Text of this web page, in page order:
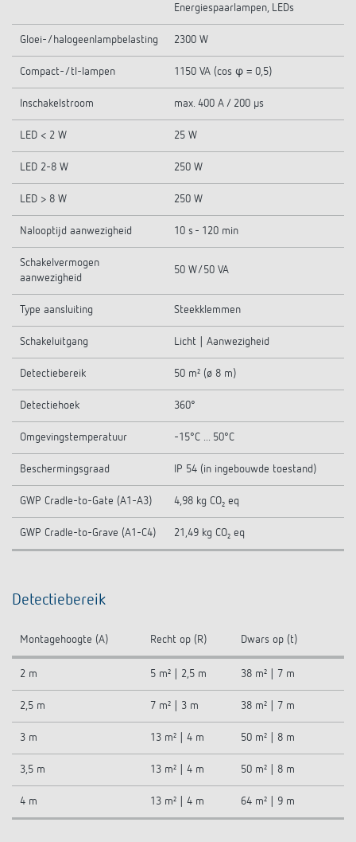
Energiespaarlampen, LEDs
Gloei-/halogeenlampbelasting 2300 W
Compact-/tl-lampen 1150 VA (cos φ = 0,5)
Inschakelstroom max. 400 A / 200 µs
LED < 2 W 25 W
LED 2-8 W 250 W
LED > 8 W 250 W
Nalooptijd aanwezigheid 10 s - 120 min
Schakelvermogen
aanwezigheid
50 W/50 VA
Type aansluiting Steekklemmen
Schakeluitgang Licht | Aanwezigheid
Detectiebereik 50 m² (ø 8 m)
Detectiehoek 360°
Omgevingstemperatuur -15°C ... 50°C
Beschermingsgraad IP 54 (in ingebouwde toestand)
GWP Cradle-to-Gate (A1-A3) 4,98 kg CO₂ eq
GWP Cradle-to-Grave (A1-C4) 21,49 kg CO₂ eq
Detectiebereik
Montagehoogte (A) Recht op (R) Dwars op (t)
2 m 5 m² | 2,5 m 38 m² | 7 m
2,5 m 7 m² | 3 m 38 m² | 7 m
3 m 13 m² | 4 m 50 m² | 8 m
3,5 m 13 m² | 4 m 50 m² | 8 m
4 m 13 m² | 4 m 64 m² | 9 m